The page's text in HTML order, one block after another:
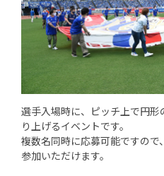
選手入場時に、ピッチ上で円
り上げるイベントです。
複数名同時に応募可能ですの
参加いただけます。